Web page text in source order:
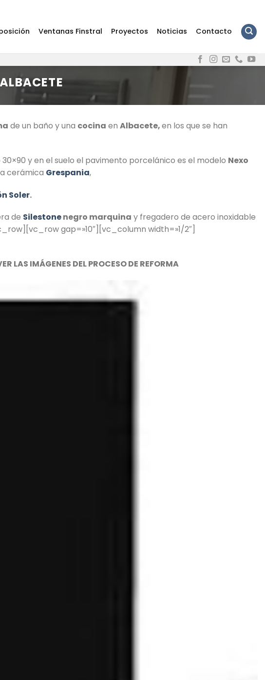
Ventanas Finstral Proyectos Noticias Contacto
de un baño y una cocina en Albacete,en los que se han
30×90 y en el suelo el pavimento porcelánico es el modelo Nexo
cerámica Grespania,
Soler.
de Silestonenegro marquina y fregadero de acero inoxidable
gap=»10″][vc_column width=»1/2″]
LAS IMÁGENES DEL PROCESO DE REFORMA